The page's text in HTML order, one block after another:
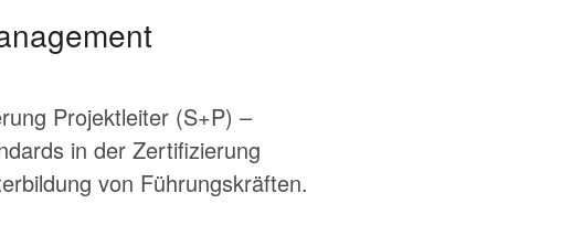
Projektleiter (S+P) –
in der Zertifizierung
von Führungskräften.